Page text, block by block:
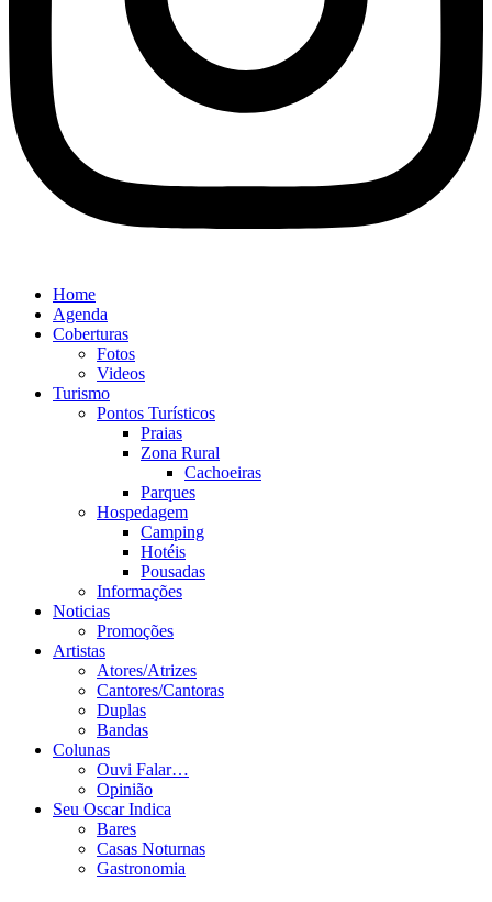
Home
Agenda
Coberturas
Fotos
Videos
Turismo
Pontos Turísticos
Praias
Zona Rural
Cachoeiras
Parques
Hospedagem
Camping
Hotéis
Pousadas
Informações
Noticias
Promoções
Artistas
Atores/Atrizes
Cantores/Cantoras
Duplas
Bandas
Colunas
Ouvi Falar…
Opinião
Seu Oscar Indica
Bares
Casas Noturnas
Gastronomia